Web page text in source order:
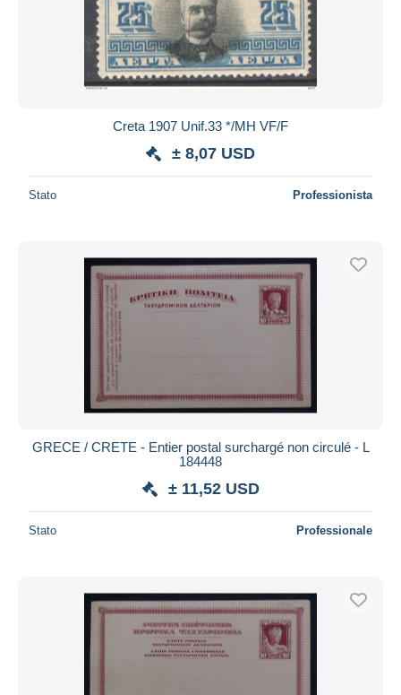
Creta 1907 Unif.33 */MH VF/F
± 8,07 USD
Stato Professionista
GRECE / CRETE - Entier postal surchargé non circulé - L
184448
± 11,52 USD
Stato Professionale